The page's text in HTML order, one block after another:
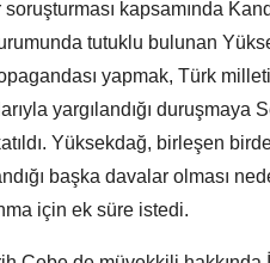
kapsamında
tutuklu bulunan
yapmak, Türk
yargılandığı duruşmaya
Yüksekdağ, birleşen
başka davalar olması
için ek süre istedi.